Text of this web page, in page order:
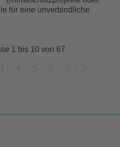
für eine unverbindliche
1 bis 10 von 67